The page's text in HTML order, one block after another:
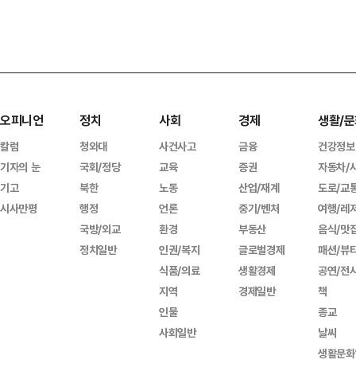
오피니언
칼럼
기자의 눈
기고
시사만평
정치
청와대
국회/정당
북한
행정
국방/외교
정치일반
사회
사건사고
교육
노동
언론
환경
인권/복지
식품/의료
지역
인물
사회일반
경제
금융
증권
산업/재계
중기/벤처
부동산
글로벌경제
생활경제
경제일반
생활/
건강정보
자동차/
도로/교
여행/레
음식/맛
패션/뷰
공연/전
책
종교
날씨
생활문